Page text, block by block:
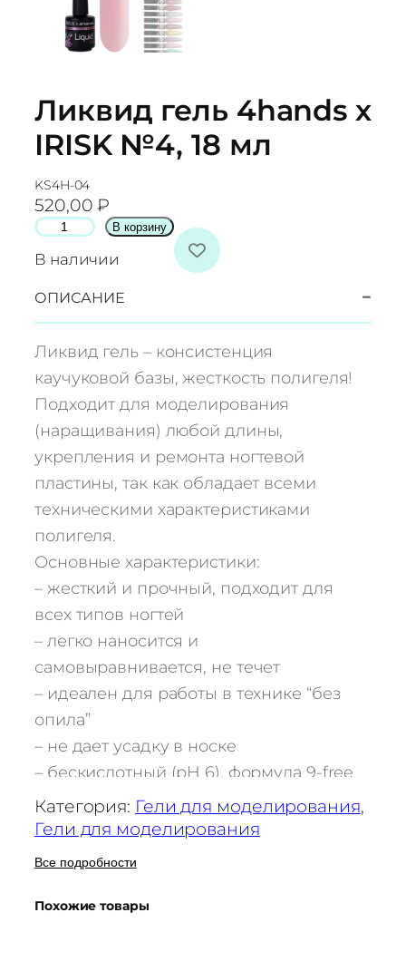
Ликвид гель 4hands х
IRISK №4, 18 мл
KS4H-04
520,00₽
В наличии
К
о
и
ч
е
с
т
в
о
т
о
а
р
а
Л
и
г
е
л
4
h
a
d
В корзину
ОПИСАНИЕ −
Ликвид гель – консистенция
каучуковой базы, жесткость полигеля!
Подходит для моделирования
(наращивания) любой длины,
укрепления и ремонта ногтевой
пластины, так как обладает всеми
техническими характеристиками
полигеля.
Основные характеристики:
– жесткий и прочный, подходит для
всех типов ногтей
– легко наносится и
самовыравнивается, не течет
– идеален для работы в технике “без
опила”
– не дает усадку в носке
– бескислотный (pH 6), формула 9-free
– полимеризуется в UV, LED и
гибридных лампах
Категория: Гели для моделирования
Гели для моделирования
Все подробности
Похожие товары